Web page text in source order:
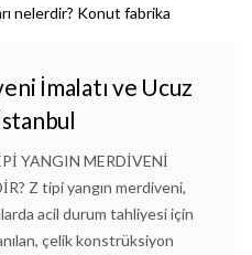
nelerdir? Konut fabrika
İmalatı ve Ucuz
YANGIN MERDİVENİ
Z tipi yangın merdiveni,
acil durum tahliyesi için
çelik konstrüksiyon